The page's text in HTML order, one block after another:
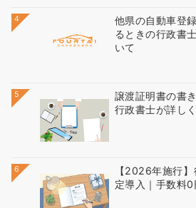
4
他県の自動車登
るときの行政書
いて
5
譲渡証明書の書
行政書士が詳し
6
【2026年施行
定導入｜手数料